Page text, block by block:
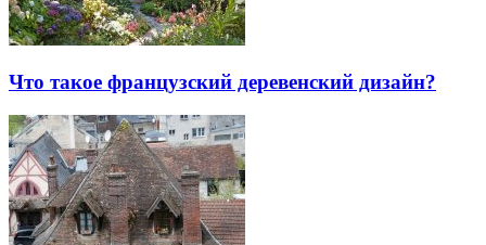
Что такое французский деревенский дизайн?